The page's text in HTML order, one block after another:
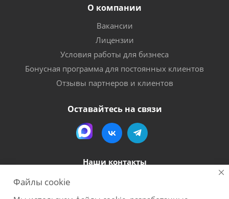
О компании
Вакансии
Лицензии
Условия работы для бизнеса
Бонусная программа для постоянных клиентов
Отзывы партнеров и клиентов
Оставайтесь на связи
Наши контакты
Файлы cookie